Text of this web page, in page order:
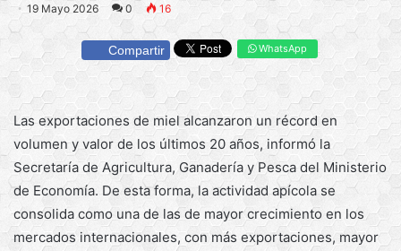
19 Mayo 2026 0 16
Compartir WhatsApp
Las exportaciones de miel alcanzaron un récord en
volumen y valor de los últimos 20 años, informó la
Secretaría de Agricultura, Ganadería y Pesca del Ministerio
de Economía. De esta forma, la actividad apícola se
consolida como una de las de mayor crecimiento en los
mercados internacionales, con más exportaciones, mayor